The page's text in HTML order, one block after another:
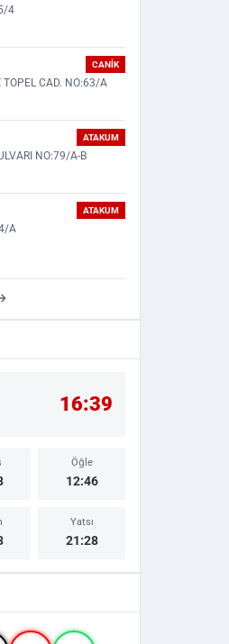
4
CANIK
TOPEL CAD. NO:63/A
ATAKUM
NO:79/A-B
ATAKUM
A
16:39
Öğle
12:46
Yatsı
21:28